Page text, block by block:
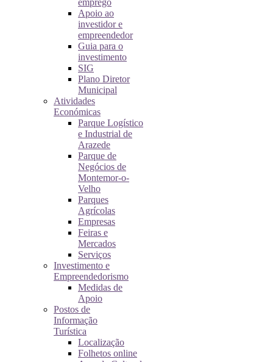
emprego
Apoio ao
investidor e
empreendedor
Guia para o
investimento
SIG
Plano Diretor
Municipal
Atividades
Económicas
Parque Logístico
e Industrial de
Arazede
Parque de
Negócios de
Montemor-o-
Velho
Parques
Agrícolas
Empresas
Feiras e
Mercados
Serviços
Investimento e
Empreendedorismo
Medidas de
Apoio
Postos de
Informação
Turística
Localização
Folhetos online